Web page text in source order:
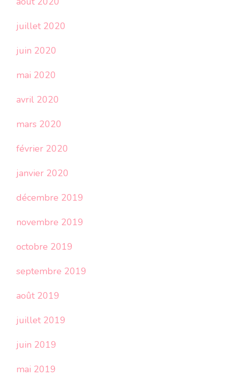
juillet 2020
juin 2020
mai 2020
avril 2020
mars 2020
février 2020
janvier 2020
décembre 2019
novembre 2019
octobre 2019
septembre 2019
août 2019
juillet 2019
juin 2019
mai 2019